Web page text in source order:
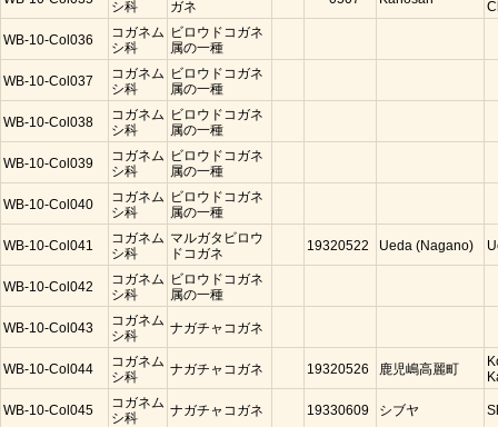
シ科
ガネ
WB-10-Col036
コガネム
シ科
ビロウドコガネ
属の一種
WB-10-Col037
コガネム
シ科
ビロウドコガネ
属の一種
WB-10-Col038
コガネム
シ科
ビロウドコガネ
属の一種
WB-10-Col039
コガネム
シ科
ビロウドコガネ
属の一種
WB-10-Col040
コガネム
シ科
ビロウドコガネ
属の一種
WB-10-Col041
コガネム
シ科
マルガタビロウ
ドコガネ
19320522 Ueda (Nagano)
WB-10-Col042
コガネム
シ科
ビロウドコガネ
属の一種
WB-10-Col043
コガネム
シ科
ナガチャコガネ
WB-10-Col044
コガネム
シ科
ナガチャコガネ 19320526 鹿児嶋高麗町
WB-10-Col045
コガネム
シ科
ナガチャコガネ 19330609 シブヤ